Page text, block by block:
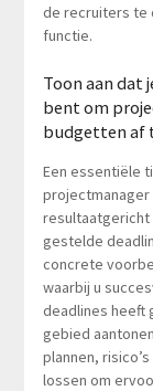
de recruiters te
functie.
Toon aan dat
bent om
budgetten af
Een essentiële
projectmanager
resultaatgericht
gestelde
concrete
waarbij u
deadlines heeft
gebied
plannen,
lossen om